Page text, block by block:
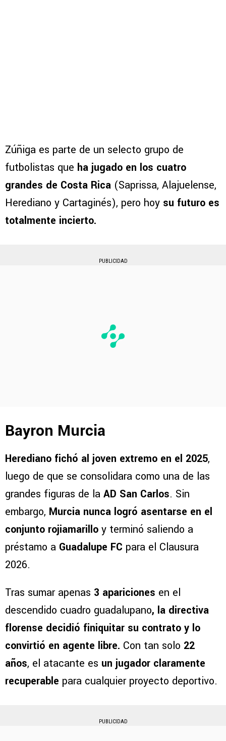
Zúñiga es parte de un selecto grupo de
futbolistas que ha jugado en los cuatro
grandes de Costa Rica (Saprissa, Alajuelense,
Herediano y Cartaginés), pero hoy su futuro es
totalmente incierto.
PUBLICIDAD
Bayron Murcia
Herediano fichó al joven extremo en el 2025,
luego de que se consolidara como una de las
grandes figuras de la AD San Carlos. Sin
embargo, Murcia nunca logró asentarse en el
conjunto rojiamarillo y terminó saliendo a
préstamo a Guadalupe FC para el Clausura
2026.
Tras sumar apenas 3 apariciones en el
descendido cuadro guadalupano, la directiva
florense decidió finiquitar su contrato y lo
convirtió en agente libre. Con tan solo 22
años, el atacante es un jugador claramente
recuperable para cualquier proyecto deportivo.
PUBLICIDAD